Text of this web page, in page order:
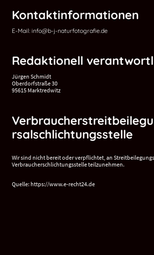
Kontaktinformationen
E-Mail: info@b-j-naturfotografie.de
Redaktionell
Jürgen Schmidt
Oberdorfstraße 30
95615 Marktredwitz
rsalschlichtungsstelle
Wir sind nicht bereit oder verpflichtet, an
Verbraucherschlichtungsstelle teilzunehmen.
Quelle: https://www.e-recht24.de